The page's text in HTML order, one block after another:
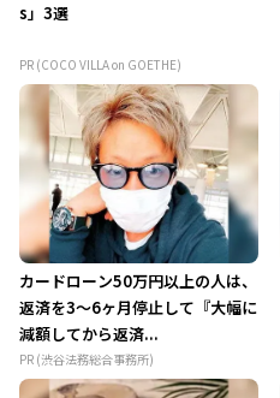
s」3選
PR (COCO VILLA on GOETHE)
カードローン50万円以上の人は、
返済を3～6ヶ月停止して『大幅に
減額してから返済...
PR (渋谷法務総合事務所)